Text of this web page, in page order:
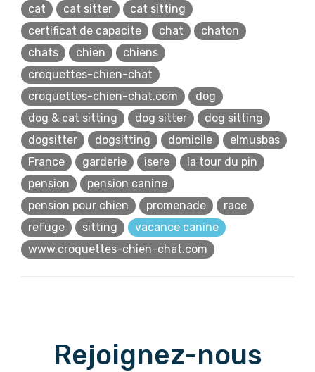
cat
cat sitter
cat sitting
certificat de capacite
chat
chaton
chats
chien
chiens
croquettes-chien-chat
croquettes-chien-chat.com
dog
dog & cat sitting
dog sitter
dog sitting
dogsitter
dogsitting domicile
elmusbas
France
garderie isere
la tour du pin
pension
pension canine
pension pour chien
promenade
race
refuge
sitting
vacance canine
www.croquettes-chien-chat.com
Rejoignez-nous